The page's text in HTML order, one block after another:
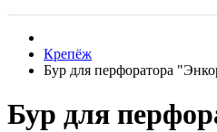
Крепёж
Бур для перфоратора
Бур для